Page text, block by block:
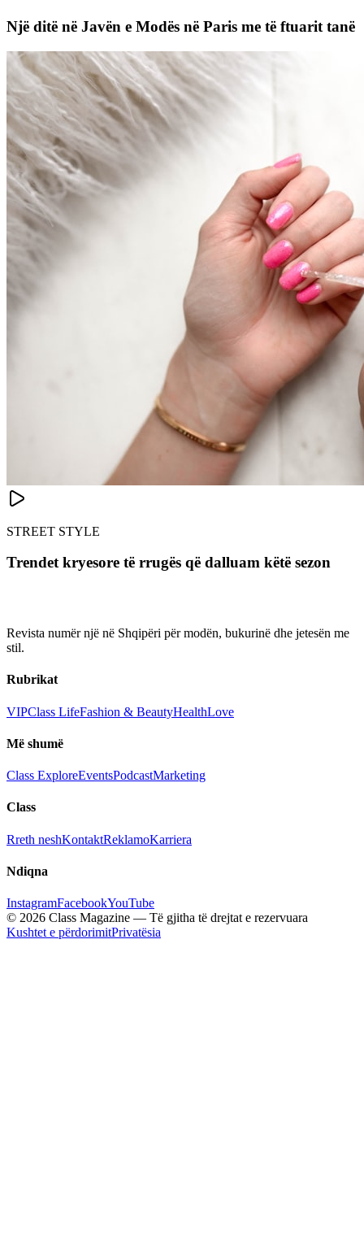
Një ditë në Javën e Modës në Paris me të ftuarit tanë
STREET STYLE
Trendet kryesore të rrugës që dalluam këtë sezon
Revista numër një në Shqipëri për modën, bukurinë dhe jetesën me
stil.
Rubrikat
VIPClass LifeFashion & BeautyHealthLove
Më shumë
Class ExploreEventsPodcastMarketing
Class
Rreth neshKontaktReklamoKarriera
Ndiqna
InstagramFacebookYouTube
© 2026 Class Magazine — Të gjitha të drejtat e rezervuara
Kushtet e përdorimitPrivatësia